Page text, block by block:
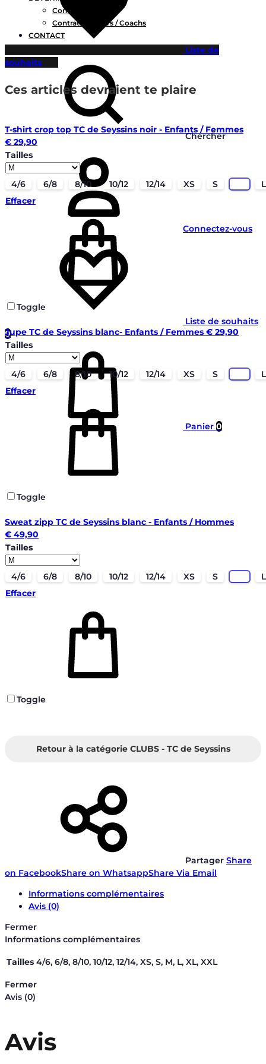
Contrats Clubs
Contrats Joueurs / Coachs
CONTACT
Chercher
Connectez-vous
Liste de souhaits
0
Panier 0
Liste de
souhaits
Ces articles devraient te plaire
T-shirt crop top TC de Seyssins noir - Enfants / Femmes
€ 29,90
Tailles
4/6 6/8 8/10 10/12 12/14 XS S
L
Effacer
Toggle
Jupe TC de Seyssins blanc- Enfants / Femmes € 29,90
Tailles
4/6 6/8 8/10 10/12 12/14 XS S
L
Effacer
Toggle
Sweat zipp TC de Seyssins blanc - Enfants / Hommes
€ 49,90
Tailles
4/6 6/8 8/10 10/12 12/14 XS S
L
Effacer
Toggle
Retour à la catégorie CLUBS - TC de Seyssins
Partager Share
on FacebookShare on WhatsappShare Via Email
Informations complémentaires
Avis (0)
Fermer
Informations complémentaires
Tailles 4/6, 6/8, 8/10, 10/12, 12/14, XS, S, M, L, XL, XXL
Fermer
Avis (0)
Avis